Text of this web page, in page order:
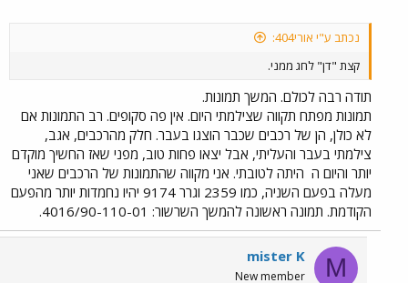
נכתב ע"י אורי404:
קצת "דן" לחג ממני.
תודה רבה לכולם. המשך תמונות.
תמונות מפתח תקווה שצילמתי היום. אין פה סקופים. רב התמונות אם
לא כולן, הן של רכבים שכבר הוצגו בעבר. חלק מהרכבים, אגב,
צילמתי בעבר והעליתי, אבל יצאו פחות טוב, מפני שאז החשיך מוקדם
יותר והיום ה היתה לטובתי. אני מקווה שהתמונות של הרכבים שאני
מעלה בפעם השניה, כמו 2359 וגרר 9174 יהיו נחמדות יותר מהפעם
הקודמת. תמונה ראשונה להמשך השרשור: 4016/90-110-01.
M
mister K
New member